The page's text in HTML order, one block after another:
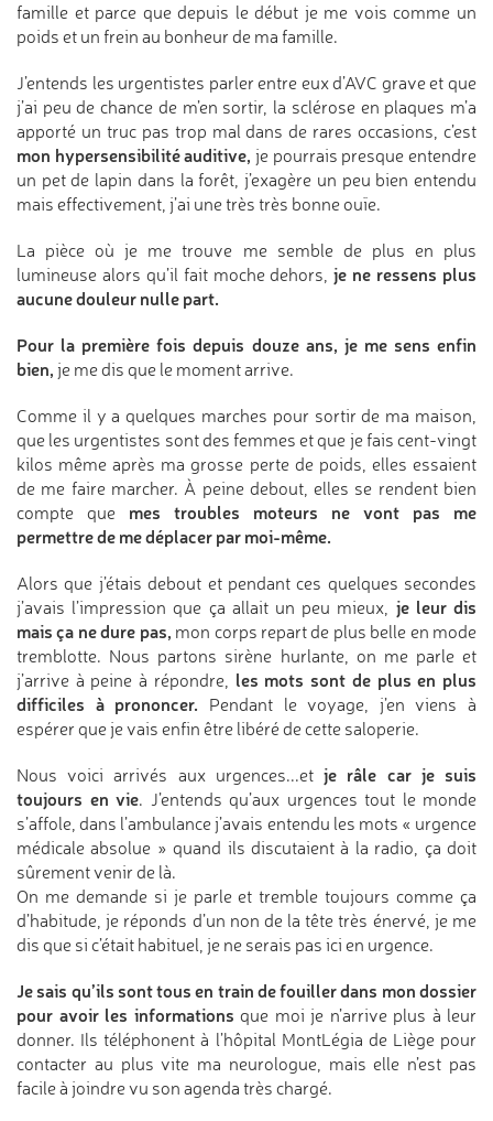
famille et parce que depuis le début je me vois comme un
poids et un frein au bonheur de ma famille.
J’entends les urgentistes parler entre eux d’AVC grave et que
j’ai peu de chance de m’en sortir, la sclérose en plaques m’a
apporté un truc pas trop mal dans de rares occasions, c’est
mon hypersensibilité auditive, je pourrais presque entendre
un pet de lapin dans la forêt, j’exagère un peu bien entendu
mais effectivement, j’ai une très très bonne ouïe.
La pièce où je me trouve me semble de plus en plus
lumineuse alors qu’il fait moche dehors,je ne ressens plus
aucune douleur nulle part.
Pour la première fois depuis douze ans, je me sens enfin
bien, je me dis que le moment arrive.
Comme il y a quelques marches pour sortir de ma maison,
que les urgentistes sont des femmes et que je fais cent-vingt
kilos même après ma grosse perte de poids, elles essaient
de me faire marcher. À peine debout, elles se rendent bien
compte que mes troubles moteurs ne vont pas me
permettre de me déplacer par moi-même.
Alors que j’étais debout et pendant ces quelques secondes
j’avais l’impression que ça allait un peu mieux, je leur dis
mais ça ne dure pas, mon corps repart de plus belle en mode
tremblotte. Nous partons sirène hurlante, on me parle et
j’arrive à peine à répondre, les mots sont de plus en plus
difficiles à prononcer. Pendant le voyage, j’en viens à
espérer que je vais enfin être libéré de cette saloperie.
Nous voici arrivés aux urgences...etje râle car je suis
toujours en vie. J’entends qu’aux urgences tout le monde
s’affole, dans l’ambulance j’avais entendu les mots « urgence
médicale absolue » quand ils discutaient à la radio, ça doit
sûrement venir de là.
On me demande si je parle et tremble toujours comme ça
d’habitude, je réponds d’un non de la tête très énervé, je me
dis que si c’était habituel, je ne serais pas ici en urgence.
Je sais qu’ils sont tous en train de fouiller dans mon dossier
pour avoir les informations que moi je n’arrive plus à leur
donner. Ils téléphonent à l’hôpital MontLégia de Liège pour
contacter au plus vite ma neurologue, mais elle n’est pas
facile à joindre vu son agenda très chargé.